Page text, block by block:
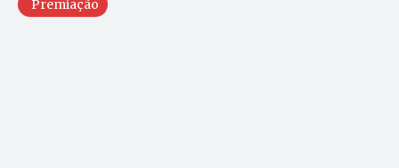
Premiação